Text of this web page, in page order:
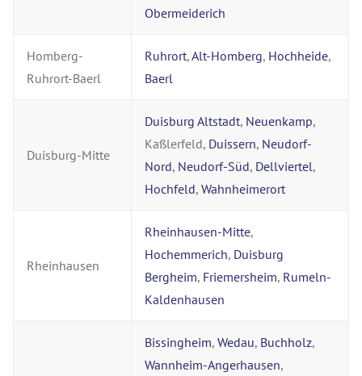
Obermeiderich
Homberg-
Ruhrort-Baerl
Ruhrort,Alt-Homberg, Hochheide,
Baerl
Duisburg-Mitte
Duisburg Altstadt, Neuenkamp,
Kaßlerfeld, Duissern, Neudorf-
Nord, Neudorf-Süd, Dellviertel,
Hochfeld, Wahnheimerort
Rheinhausen
Rheinhausen-Mitte,
Hochemmerich, Duisburg
Bergheim, Friemersheim, Rumeln-
Kaldenhausen
Bissingheim, Wedau, Buchholz,
Wannheim-Angerhausen,